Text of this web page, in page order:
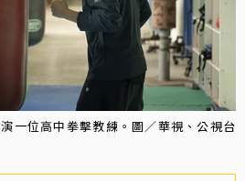
一位高中拳擊教練。圖／華視、公視台